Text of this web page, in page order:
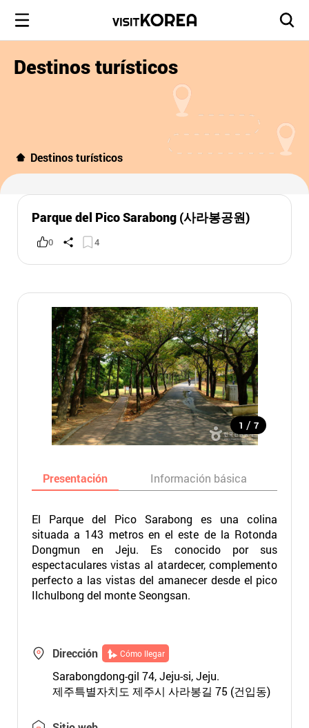
Destinos turísticos
Destinos turísticos
Parque del Pico Sarabong (사라봉공원)
0 4
1 / 7
Presentación Información básica
El Parque del Pico Sarabong es una colina
situada a 143 metros en el este de la Rotonda
Dongmun en Jeju. Es conocido por sus
espectaculares vistas al atardecer, complemento
perfecto a las vistas del amanecer desde el pico
Ilchulbong del monte Seongsan.
Dirección Cómo llegar
Sarabongdong-gil 74, Jeju-si, Jeju.
제주특별자치도 제주시 사라봉길 75 (건입동)